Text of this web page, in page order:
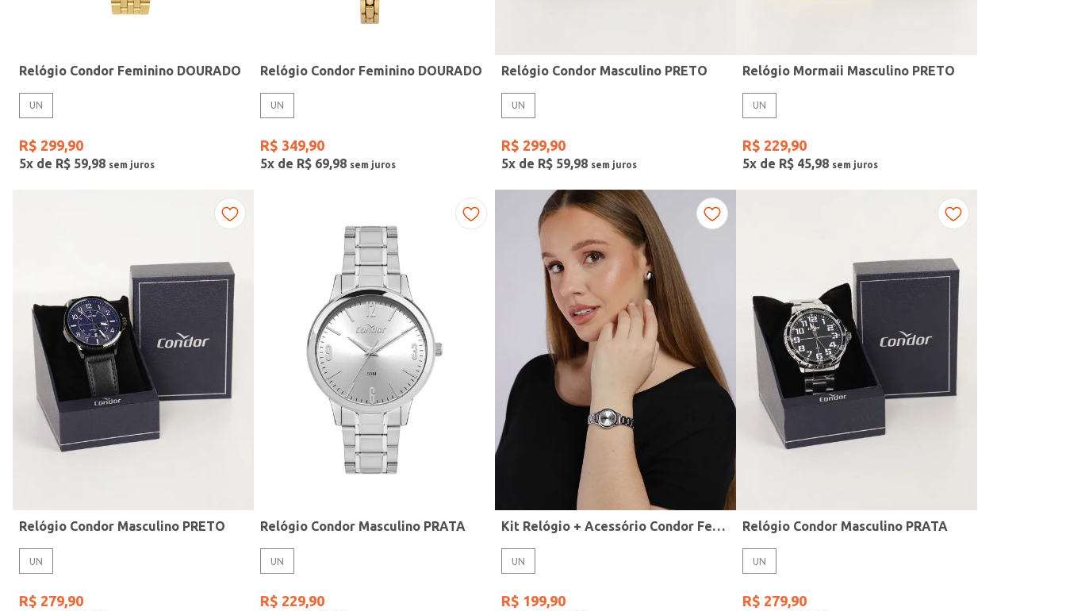
Relógio Condor Feminino DOURADO
UN
R$ 299,90
5x de R$ 59,98
Relógio Condor Feminino DOURADO
UN
R$ 349,90
5x de R$ 69,98
Relógio Condor Masculino PRETO
UN
R$ 299,90
5x de R$ 59,98
Relógio Mormaii Masculino PRETO
UN
R$ 229,90
5x de R$ 45,98
Relógio Condor Masculino PRETO
UN
R$ 279,90
Relógio Condor Masculino PRATA
UN
R$ 229,90
Kit Relógio + Acessório Condor Feminino PRATA
UN
R$ 199,90
Relógio Condor Masculino PRATA
UN
R$ 279,90